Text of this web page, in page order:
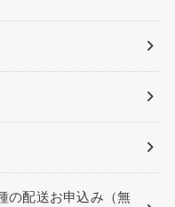
の配送お申込み（無